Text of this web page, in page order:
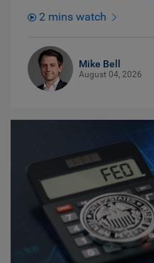
2 mins watch
Mike Bell
August 04, 2026